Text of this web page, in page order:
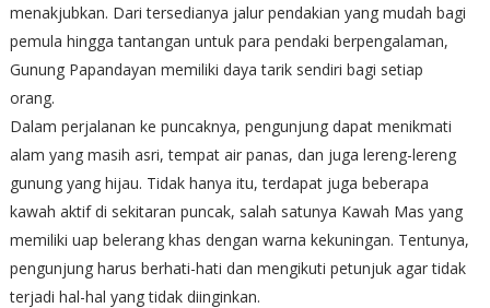
menakjubkan. Dari tersedianya jalur pendakian yang mudah bagi
pemula hingga tantangan untuk para pendaki berpengalaman,
Gunung Papandayan memiliki daya tarik sendiri bagi setiap
orang.
Dalam perjalanan ke puncaknya, pengunjung dapat menikmati
alam yang masih asri, tempat air panas, dan juga lereng-lereng
gunung yang hijau. Tidak hanya itu, terdapat juga beberapa
kawah aktif di sekitaran puncak, salah satunya Kawah Mas yang
memiliki uap belerang khas dengan warna kekuningan. Tentunya,
pengunjung harus berhati-hati dan mengikuti petunjuk agar tidak
terjadi hal-hal yang tidak diinginkan.